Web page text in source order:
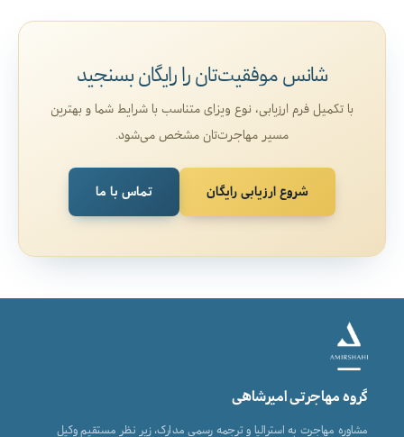
شانس موفقیت‌تان را رایگان بسنجید
با تکمیل فرم ارزیابی، نوع ویزای متناسب با شرایط شما و بهترین
مسیر مهاجرت‌تان مشخص می‌شود.
شروع ارزیابی رایگان تماس با ما
گروه مهاجرتی امیرشاهی
مشاوره مهاجرت به استرالیا و ترجمه رسمی مدارک، زیر نظر مستقیم وکیل